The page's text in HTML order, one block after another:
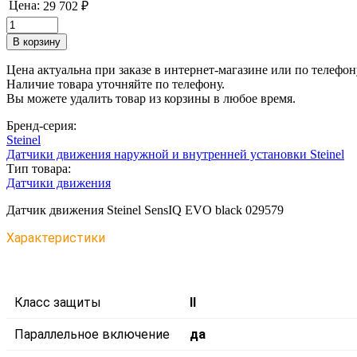
Цена: 29 702 ₽
Цена актуальна при заказе в интернет-магазине или по
Наличие товара уточняйте по телефону.
Вы можете удалить товар из корзины в любое время.
Бренд-серия:
Steinel
Датчики движения наружной и внутренней установки Steinel
Тип товара:
Датчики движения
Датчик движения Steinel SensIQ EVO black 029579
Характеристики
Класс защиты II
Параллельное включение да